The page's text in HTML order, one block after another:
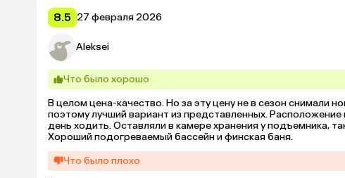
8.5 27 февраля 2026
Aleksei
Что было хорошо
В целом цена-качество. Но за эту цену не в сезон снимали
поэтому лучший вариант из представленных.
день ходить. Оставляли в камере хранения у подъемника,
Хороший подогреваемый бассейн и финская баня.
Что было плохо